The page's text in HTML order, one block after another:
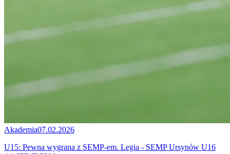
Akademia07.02.2026
U15: Pewna wygrana z SEMP-em. Legia - SEMP Ursynów U16